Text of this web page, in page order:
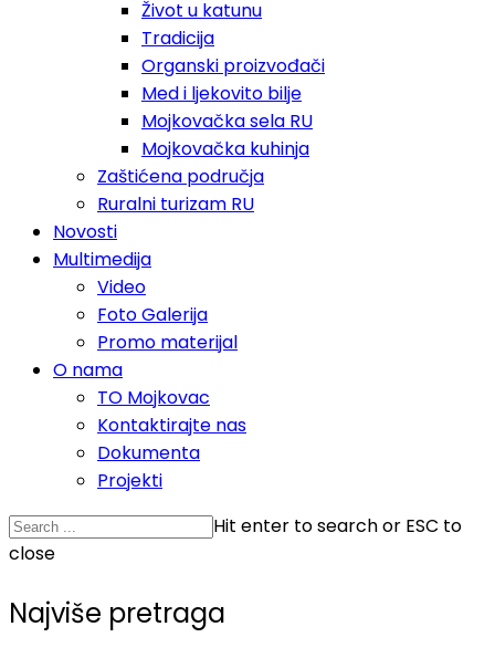
Život u katunu
Tradicija
Organski proizvođači
Med i ljekovito bilje
Mojkovačka sela RU
Mojkovačka kuhinja
Zaštićena područja
Ruralni turizam RU
Novosti
Multimedija
Video
Foto Galerija
Promo materijal
O nama
TO Mojkovac
Kontaktirajte nas
Dokumenta
Projekti
Hit enter to search or ESC to
close
Najviše pretraga